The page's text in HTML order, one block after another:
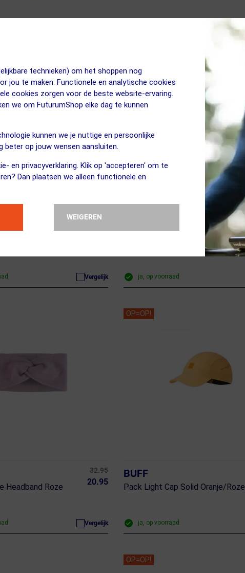
technieken) om het shoppen nog
jou te maken. Functionele en analytische cookies
cookies zorgen voor de beste website-ervaring.
we om FuturumShop elke dag te kunnen
kunnen we je nuttige en persoonlijke
beter op jouw wensen aansluiten.
en privacyverklaring. Klik op 'accepteren' om te
Dan plaatsen we alleen functionele en
WEIGEREN
Vergelijk ja, op voorraad
Headband Roze
32.95
20.95
Vergelijk
OP=OP!
BUFF
Pack Light Cap Solid Oranje/Roze
ja, op voorraad
OP=OP!